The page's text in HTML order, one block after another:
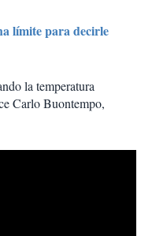
límite para decirle
la temperatura
Carlo Buontempo,